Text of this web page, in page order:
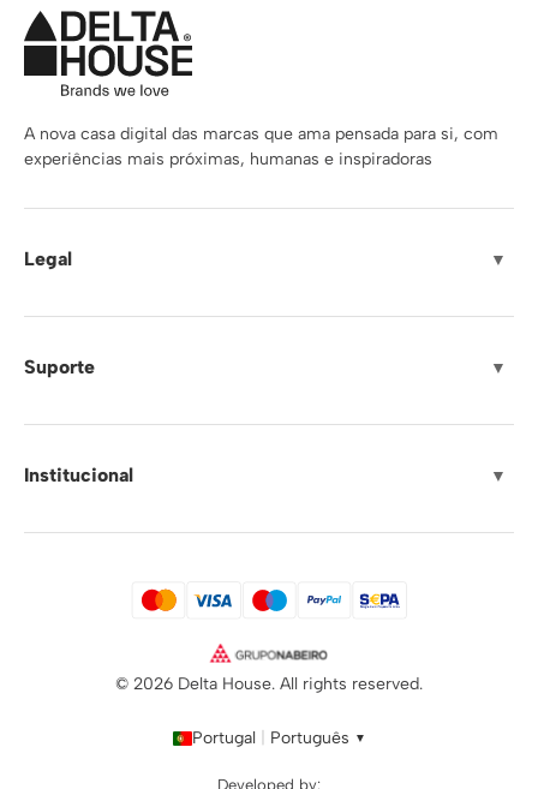
A nova casa digital das marcas que ama pensada para si, com
experiências mais próximas, humanas e inspiradoras
Legal ▼
Suporte ▼
Institucional ▼
© 2026 Delta House. All rights reserved.
Portugal Português ▼
Developed by: